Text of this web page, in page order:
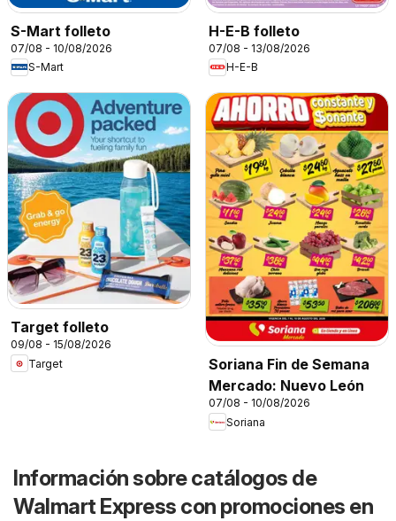
S-Mart folleto
07/08 - 10/08/2026
S-Mart
H-E-B folleto
07/08 - 13/08/2026
H-E-B
Target folleto
09/08 - 15/08/2026
Target
Soriana Fin de Semana
Mercado: Nuevo León
07/08 - 10/08/2026
Soriana
Información sobre catálogos de
Walmart Express con promociones en